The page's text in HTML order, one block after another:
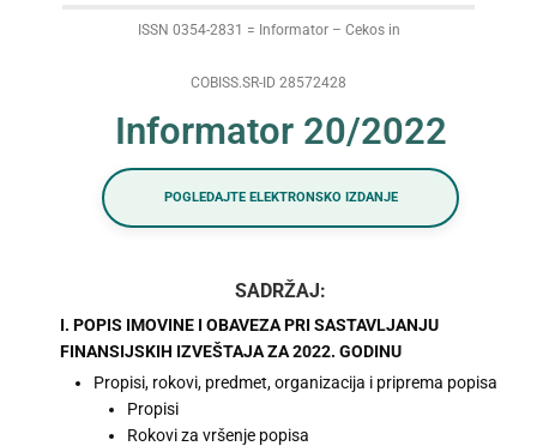
ISSN 0354-2831 = Informator – Cekos in
COBISS.SR-ID 28572428
Informator 20/2022
POGLEDAJTE ELEKTRONSKO IZDANJE
SADRŽAJ:
I. POPIS IMOVINE I OBAVEZA PRI SASTAVLJANJU
FINANSIJSKIH IZVEŠTAJA ZA 2022. GODINU
Propisi, rokovi, predmet, organizacija i priprema popisa
Propisi
Rokovi za vršenje popisa